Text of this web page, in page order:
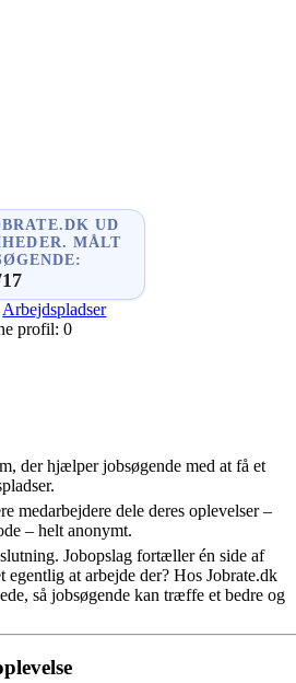
UD
MÅLT
Arbejdspladser
profil: 0
der hjælper jobsøgende med at få et
medarbejdere dele deres oplevelser –
– helt anonymt.
Jobopslag fortæller én side af
egentlig at arbejde der? Hos Jobrate.dk
så jobsøgende kan træffe et bedre og